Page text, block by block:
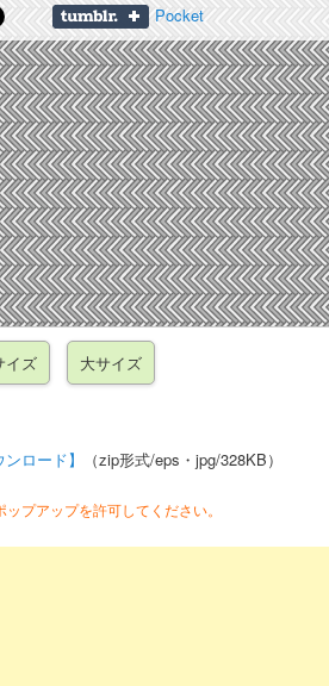
Pocket
ロード】 （zip形式/eps・jpg/328KB）
プアップを許可してください。